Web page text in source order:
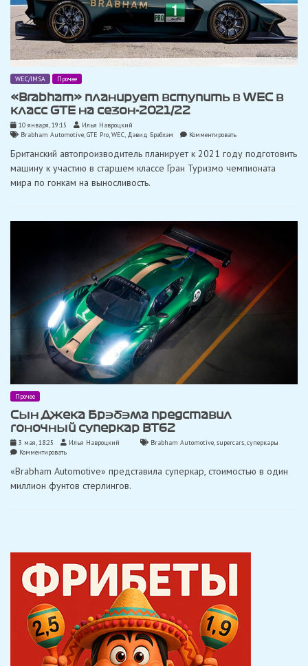
WEC/IMSA Прочее
«Brabham» планирует вступить в WEC в
класс GTE на сезон-2021/22
10 января, 19:15
Илья Навроцкий
Brabham Automotive,GTE Pro,WEC, Дэвид Брэбхэм Комментироватьon
планирует
в
на
Британский автопроизводитель планирует к 2021 году подготовить
машину к участию в старшем классе Гран Туризмо чемпионата
мира по гонкам на выносливость.
Прочее
Сын Джека Брэбэма представил
гоночный суперкар BT62
3 мая, 18:25 Илья Навроцкий Brabham Automotive,supercars,суперкары
Комментироватьon
Джека
представил
«Brabham Automotive» представила суперкар, стоимостью в один
миллион фунтов стерлингов.